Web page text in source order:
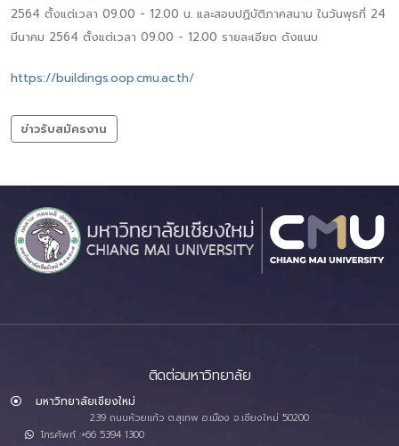
2564 ตั้งแต่เวลา 09.00 - 12.00 น. และสอบปฏิบัติภาคสนาม ในวันพุธที่ 24
มีนาคม 2564 ตั้งแต่เวลา 09.00 - 12.00 รายละเอียด ดังแนบ
https://buildings.oop.cmu.ac.th/
ข่าวรับสมัครงาน
ติดต่อมหาวิทยาลัย
มหาวิทยาลัยเชียงใหม่
239 ถนนห้วยแก้ว ต.สุเทพ อ.เมือง จ.เชียงใหม่ 50200
โทรศัพท์ :+66 5394 1300